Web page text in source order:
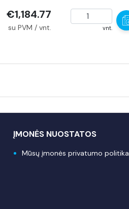
€1,184.77
su PVM / vnt. vnt.
ĮMONĖS NUOSTATOS
Mūsų įmonės privatumo politika